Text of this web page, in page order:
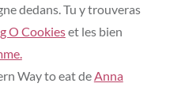
dedans. Tu y trouveras
O Cookieset les bien
Way to eat de Anna